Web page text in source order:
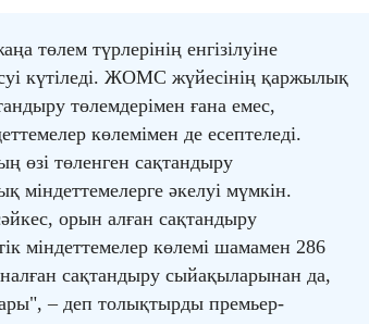
төлем түрлерінің енгізілуіне
күтіледі. ЖОМС жүйесінің қаржылық
төлемдерімен ғана емес,
көлемімен де есептеледі.
өзі төленген сақтандыру
әкелуі мүмкін.
орын алған сақтандыру
міндеттемелер көлемі шамамен 286
сақтандыру сыйақыларынан да,
– деп толықтырды премьер-